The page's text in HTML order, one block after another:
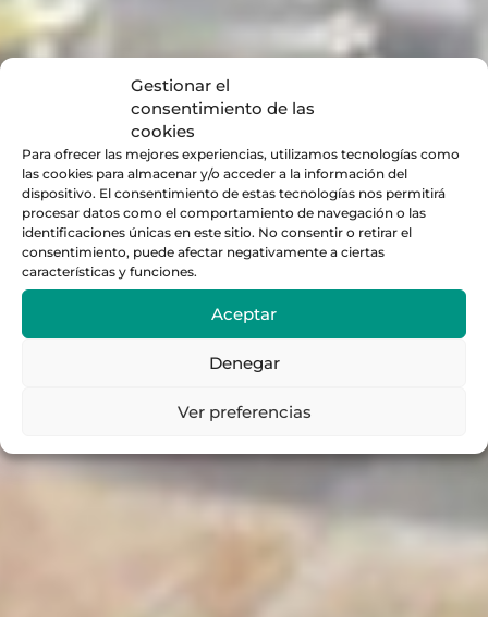
Gestionar el
consentimiento de las
cookies
Para ofrecer las mejores experiencias, utilizamos tecnologías como
las cookies para almacenar y/o acceder a la información del
dispositivo. El consentimiento de estas tecnologías nos permitirá
procesar datos como el comportamiento de navegación o las
identificaciones únicas en este sitio. No consentir o retirar el
consentimiento, puede afectar negativamente a ciertas
características y funciones.
Aceptar
Denegar
Ver preferencias